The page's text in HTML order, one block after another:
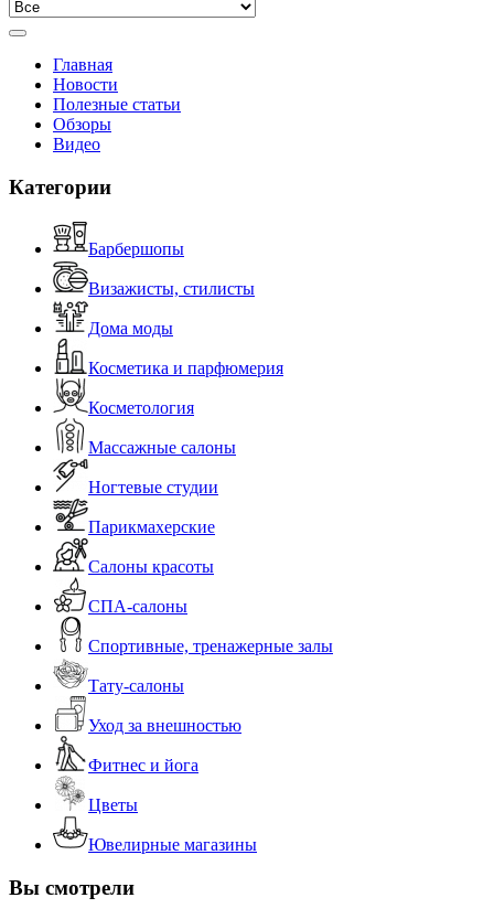
Главная
Новости
Полезные статьи
Обзоры
Видео
Категории
Барбершопы
Визажисты, стилисты
Дома моды
Косметика и парфюмерия
Косметология
Массажные салоны
Ногтевые студии
Парикмахерские
Салоны красоты
СПА-салоны
Спортивные, тренажерные залы
Тату-салоны
Уход за внешностью
Фитнес и йога
Цветы
Ювелирные магазины
Вы смотрели